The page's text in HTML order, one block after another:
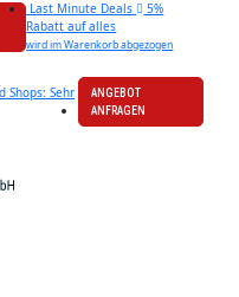
Last Minute Deals
5%
Rabatt auf alles
wird im Warenkorb abgezogen
Shops: Sehr
ANGEBOT
ANFRAGEN